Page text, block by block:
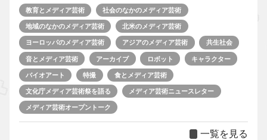
教育とメディア芸術 社会のなかのメディア芸術
地域のなかのメディア芸術 北米のメディア芸術
ヨーロッパのメディア芸術 アジアのメディア芸術 共生社会
音とメディア芸術 アーカイブ ロボット キャラクター
バイオアート 特撮 食とメディア芸術
文化庁メディア芸術祭を語る メディア芸術ニュースレター
メディア芸術オープントーク
一覧を見る